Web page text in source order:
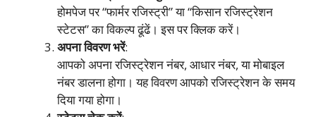
होमपेज पर “फार्मर रजिस्ट्री” या “किसान रजिस्ट्रेशन
स्टेटस” का विकल्प ढूंढें। इस पर क्लिक करें।
अपना विवरण भरें:
आपको अपना रजिस्ट्रेशन नंबर, आधार नंबर, या मोबाइल
नंबर डालना होगा। यह विवरण आपको रजिस्ट्रेशन के समय
दिया गया होगा।